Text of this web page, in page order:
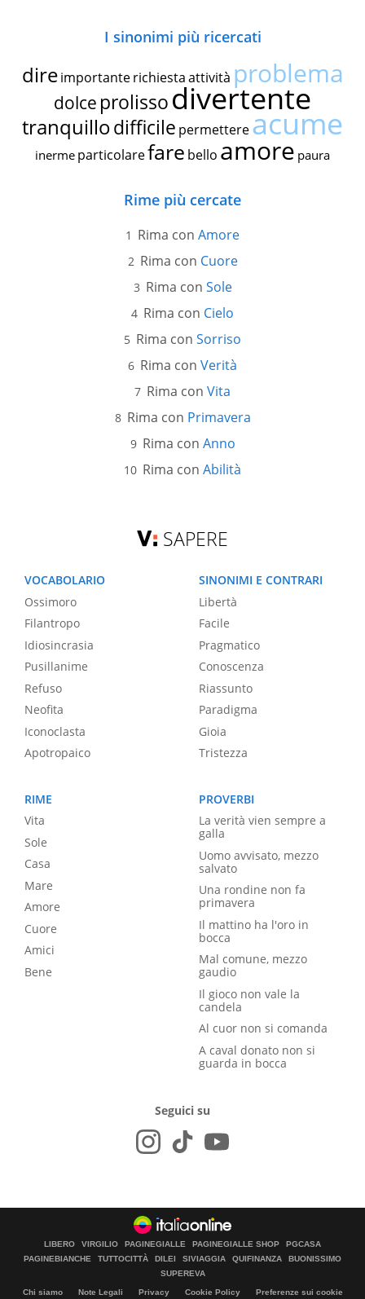
I sinonimi più ricercati
dire importante richiestaattività problema
dolce prolissodivertente
tranquillodifficile permettereacume
inerme particolarefare bello amore paura
Rime più cercate
Rima con Amore
Rima con Cuore
Rima con Sole
Rima con Cielo
Rima con Sorriso
Rima con Verità
Rima con Vita
Rima con Primavera
Rima con Anno
Rima con Abilità
SAPERE
VOCABOLARIO
Ossimoro
Filantropo
Idiosincrasia
Pusillanime
Refuso
Neofita
Iconoclasta
Apotropaico
SINONIMI E CONTRARI
Libertà
Facile
Pragmatico
Conoscenza
Riassunto
Paradigma
Gioia
Tristezza
RIME
Vita
Sole
Casa
Mare
Amore
Cuore
Amici
Bene
PROVERBI
La verità vien sempre a
galla
Uomo avvisato, mezzo
salvato
Una rondine non fa
primavera
Il mattino ha l'oro in
bocca
Mal comune, mezzo
gaudio
Il gioco non vale la
candela
Al cuor non si comanda
A caval donato non si
guarda in bocca
Seguici su
LIBERO VIRGILIO PAGINEGIALLE PAGINEGIALLE SHOP
PGCASA
PAGINEBIANCHE
TUTTOCITTÀ DILEI SIVIAGGIA QUIFINANZA
BUONISSIMO
SUPEREVA
Chi siamo Note Legali Privacy Cookie Policy Preferenze sui cookie